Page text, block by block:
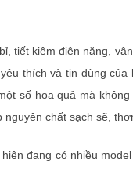
tiết kiệm điện năng,
thích và tin dùng
số hoa quả mà
chất sạch sẽ,
đang có nhiều